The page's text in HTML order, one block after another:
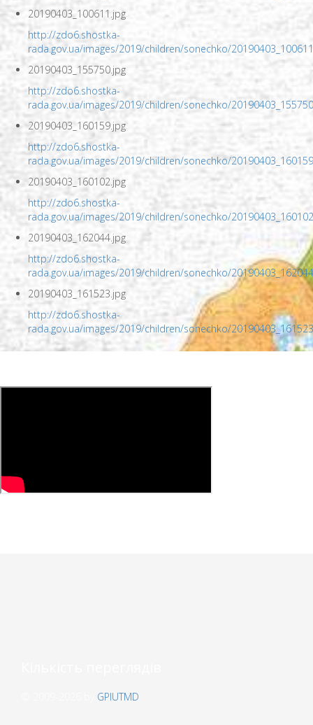
20190403_100611.jpg
http://zdo6.shostka-
rada.gov.ua/images/2019/children/sonechko/
20190403_155750.jpg
http://zdo6.shostka-
rada.gov.ua/images/2019/children/sonechko/
20190403_160159.jpg
http://zdo6.shostka-
rada.gov.ua/images/2019/children/sonechko/
20190403_160102.jpg
http://zdo6.shostka-
rada.gov.ua/images/2019/children/sonechko/
20190403_162044.jpg
http://zdo6.shostka-
rada.gov.ua/images/2019/children/sonechko/
20190403_161523.jpg
http://zdo6.shostka-
rada.gov.ua/images/2019/children/sonechko/
GPIUTMD